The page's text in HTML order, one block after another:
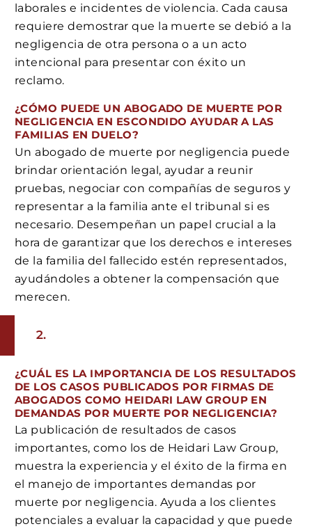
laborales e incidentes de violencia. Cada causa
requiere demostrar que la muerte se debió a la
negligencia de otra persona o a un acto
intencional para presentar con éxito un
reclamo.
¿CÓMO PUEDE UN ABOGADO DE MUERTE POR
NEGLIGENCIA EN ESCONDIDO AYUDAR A LAS
FAMILIAS EN DUELO?
Un abogado de muerte por negligencia puede
brindar orientación legal, ayudar a reunir
pruebas, negociar con compañías de seguros y
representar a la familia ante el tribunal si es
necesario. Desempeñan un papel crucial a la
hora de garantizar que los derechos e intereses
de la familia del fallecido estén representados,
ayudándoles a obtener la compensación que
merecen.
¿CUÁL ES LA IMPORTANCIA DE LOS RESULTADOS
DE LOS CASOS PUBLICADOS POR FIRMAS DE
ABOGADOS COMO HEIDARI LAW GROUP EN
DEMANDAS POR MUERTE POR NEGLIGENCIA?
La publicación de resultados de casos
importantes, como los de Heidari Law Group,
muestra la experiencia y el éxito de la firma en
el manejo de importantes demandas por
muerte por negligencia. Ayuda a los clientes
potenciales a evaluar la capacidad y que puede